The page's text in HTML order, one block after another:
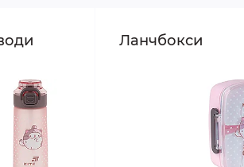
Ланчбокси